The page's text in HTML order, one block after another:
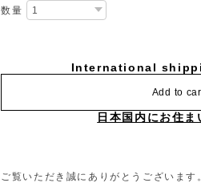
数量
International
Add to
日本国内にお住ま
ご覧いただき誠にありがとうございます